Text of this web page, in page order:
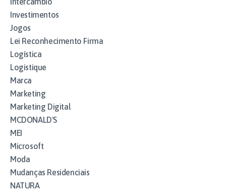
Investimentos
Jogos
Lei Reconhecimento Firma
Logística
Logistique
Marca
Marketing
Marketing Digital
MCDONALD'S
MEI
Microsoft
Moda
Mudanças Residenciais
NATURA